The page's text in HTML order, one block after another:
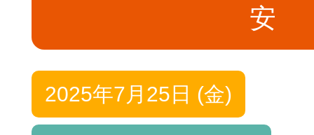
安
2025年7月25日 (金)